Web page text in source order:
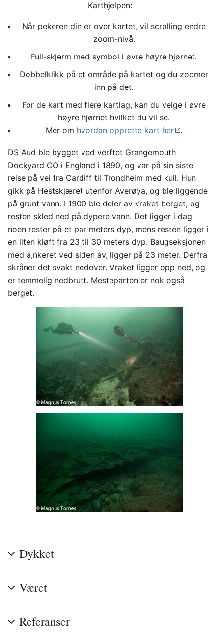
Karthjelpen:
Når pekeren din er over kartet, vil scrolling endre
zoom-nivå.
Full-skjerm med symbol i øvre høyre hjørnet.
Dobbelklikk på et område på kartet og du zoomer
inn på det.
For de kart med flere kartlag, kan du velge i øvre
høyre hjørnet hvilket du vil se.
Mer om hvordan opprette kart her .
DS Aud ble bygget ved verftet Grangemouth
Dockyard CO i England i 1890, og var på sin siste
reise på vei fra Cardiff til Trondheim med kull. Hun
gikk på Hestskjæret utenfor Averøya, og ble liggende
på grunt vann. I 1900 ble deler av vraket berget, og
resten skled ned på dypere vann. Det ligger i dag
noen rester på et par meters dyp, mens resten ligger i
en liten kløft fra 23 til 30 meters dyp. Baugseksjonen
med a,nkeret ved siden av, ligger på 23 meter. Derfra
skråner det svakt nedover. Vraket ligger opp ned, og
er temmelig nedbrutt. Mesteparten er nok også
berget.
Dykket
Været
Referanser